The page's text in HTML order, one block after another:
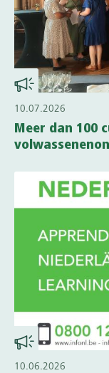
10.07.2026
Meer dan 100
10.06.2026